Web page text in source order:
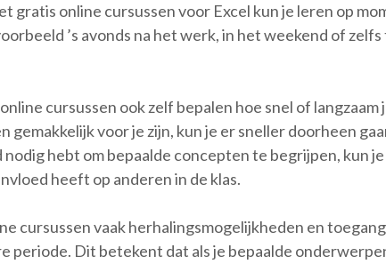
gratis online cursussen voor Excel kun je leren op
’s avonds na het werk, in het weekend of zelfs
cursussen ook zelf bepalen hoe snel of langzaam
gemakkelijk voor je zijn, kun je er sneller doorheen
hebt om bepaalde concepten te begrijpen, kun
heeft op anderen in de klas.
cursussen vaak herhalingsmogelijkheden en
periode. Dit betekent dat als je bepaalde